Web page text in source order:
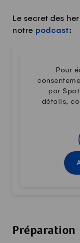
Le secret des
notre podcast:
Pour
par
détails,
Préparation